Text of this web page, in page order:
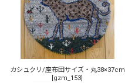
カシュクリ/座布団サイズ・丸38×37cm
gzm_153